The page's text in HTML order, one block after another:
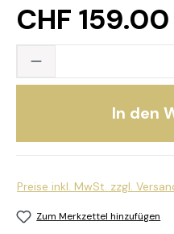
CHF 159.00
Produkt Anzahl:
In den
Preise inkl. MwSt. zzgl.
Zum Merkzettel hinzufügen